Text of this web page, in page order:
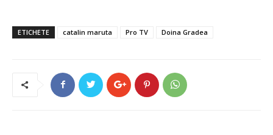
ETICHETE catalin maruta Pro TV Doina Gradea